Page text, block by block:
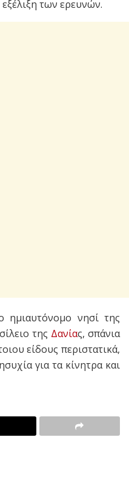
των ερευνών.
ημιαυτόνομο νησί της
της Δανίας, σπάνια
είδους περιστατικά,
για τα κίνητρα και